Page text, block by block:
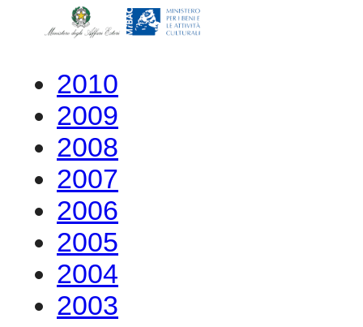
2010
2009
2008
2007
2006
2005
2004
2003